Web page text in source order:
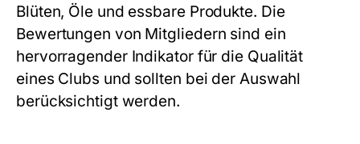
Blüten, Öle und essbare Produkte. Die
Bewertungen von Mitgliedern sind ein
hervorragender Indikator für die Qualität
eines Clubs und sollten bei der Auswahl
berücksichtigt werden.